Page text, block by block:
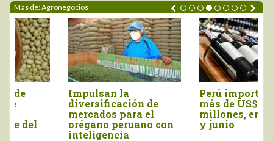
Más de: Agronegocios
Perú importó vino por
más de US$ 16,4
millones, entre enero
y junio
Tres pilares para
impulsar la
competitividad del
agro peruano